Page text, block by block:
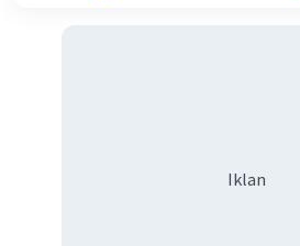
Iklan